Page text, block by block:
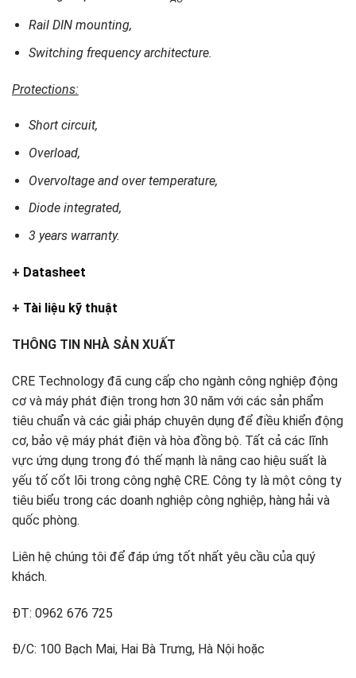
Rail DIN mounting,
Switching frequency architecture.
Protections:
Short circuit,
Overload,
Overvoltage and over temperature,
Diode integrated,
3 years warranty.
+ Datasheet
+ Tài liệu kỹ thuật
THÔNG TIN NHÀ SẢN XUẤT
CRE Technology đã cung cấp cho ngành công nghiệp động
cơ và máy phát điện trong hơn 30 năm với các sản phẩm
tiêu chuẩn và các giải pháp chuyên dụng để điều khiển động
cơ, bảo vệ máy phát điện và hòa đồng bộ. Tất cả các lĩnh
vực ứng dụng trong đó thế mạnh là nâng cao hiệu suất là
yếu tố cốt lõi trong công nghệ CRE. Công ty là một công ty
tiêu biểu trong các doanh nghiệp công nghiệp, hàng hải và
quốc phòng.
Liên hệ chúng tôi để đáp ứng tốt nhất yêu cầu của quý
khách.
ĐT: 0962 676 725
Đ/C: 100 Bạch Mai, Hai Bà Trưng, Hà Nội hoặc